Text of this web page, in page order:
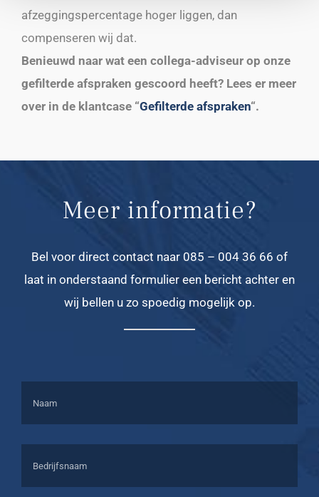
afzeggingspercentage hoger liggen, dan
compenseren wij dat.
Benieuwd naar wat een collega-adviseur op onze
gefilterde afspraken gescoord heeft? Lees er meer
over in de klantcase “Gefilterde afspraken“.
Meer informatie?
Bel voor direct contact naar 085 – 004 36 66 of
laat in onderstaand formulier een bericht achter en
wij bellen u zo spoedig mogelijk op.
Naam *
Bedrijfsnaam